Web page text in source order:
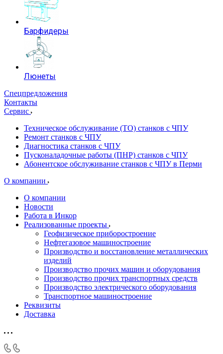
Барфидеры
Люнеты
Спецпредложения
Контакты
Сервис
Техническое обслуживание (ТО) станков с ЧПУ
Ремонт станков с ЧПУ
Диагностика станков с ЧПУ
Пусконаладочные работы (ПНР) станков с ЧПУ
Абонентское обслуживание станков с ЧПУ в Перми
О компании
О компании
Новости
Работа в Инкор
Реализованные проекты
Геофизическое приборостроение
Нефтегазовое машиностроение
Производство и восстановление металлических
изделий
Производство прочих машин и оборудования
Производство прочих транспортных средств
Производство электрического оборудования
Транспортное машиностроение
Реквизиты
Доставка